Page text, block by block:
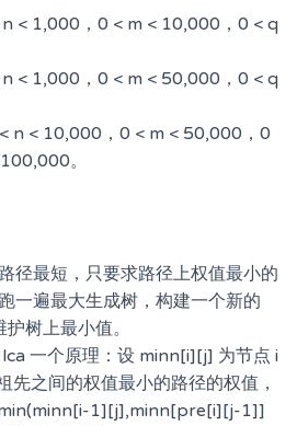
< 1,000，0 < m < 10,000，0 < q
< 1,000，0 < m < 50,000，0 < q
n < 10,000，0 < m < 50,000，0
。
径最短，只要求路径上权值最小的
一遍最大生成树，构建一个新的
树上最小值。
一个原理：设 minn[i][j] 为节点 i
先之间的权值最小的路径的权值，
1][j],minn[pre[i][j-1]]